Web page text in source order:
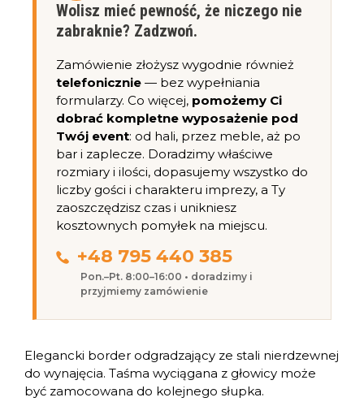
Wolisz mieć pewność, że niczego nie
zabraknie? Zadzwoń.
Zamówienie złożysz wygodnie również
telefonicznie — bez wypełniania
formularzy. Co więcej, pomożemy Ci
dobrać kompletne wyposażenie pod
Twój event: od hali, przez meble, aż po
bar i zaplecze. Doradzimy właściwe
rozmiary i ilości, dopasujemy wszystko do
liczby gości i charakteru imprezy, a Ty
zaoszczędzisz czas i unikniesz
kosztownych pomyłek na miejscu.
+48 795 440 385
Pon.–Pt. 8:00–16:00 • doradzimy i
przyjmiemy zamówienie
Elegancki border odgradzający ze stali nierdzewnej
do wynajęcia. Taśma wyciągana z głowicy może
być zamocowana do kolejnego słupka.